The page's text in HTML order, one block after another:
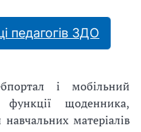
педагогів ЗДО
і мобільний
функції щоденника,
матеріалів